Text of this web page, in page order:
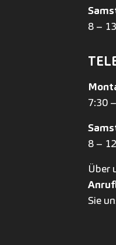
8 –
7:30
8 –
Über
Sie